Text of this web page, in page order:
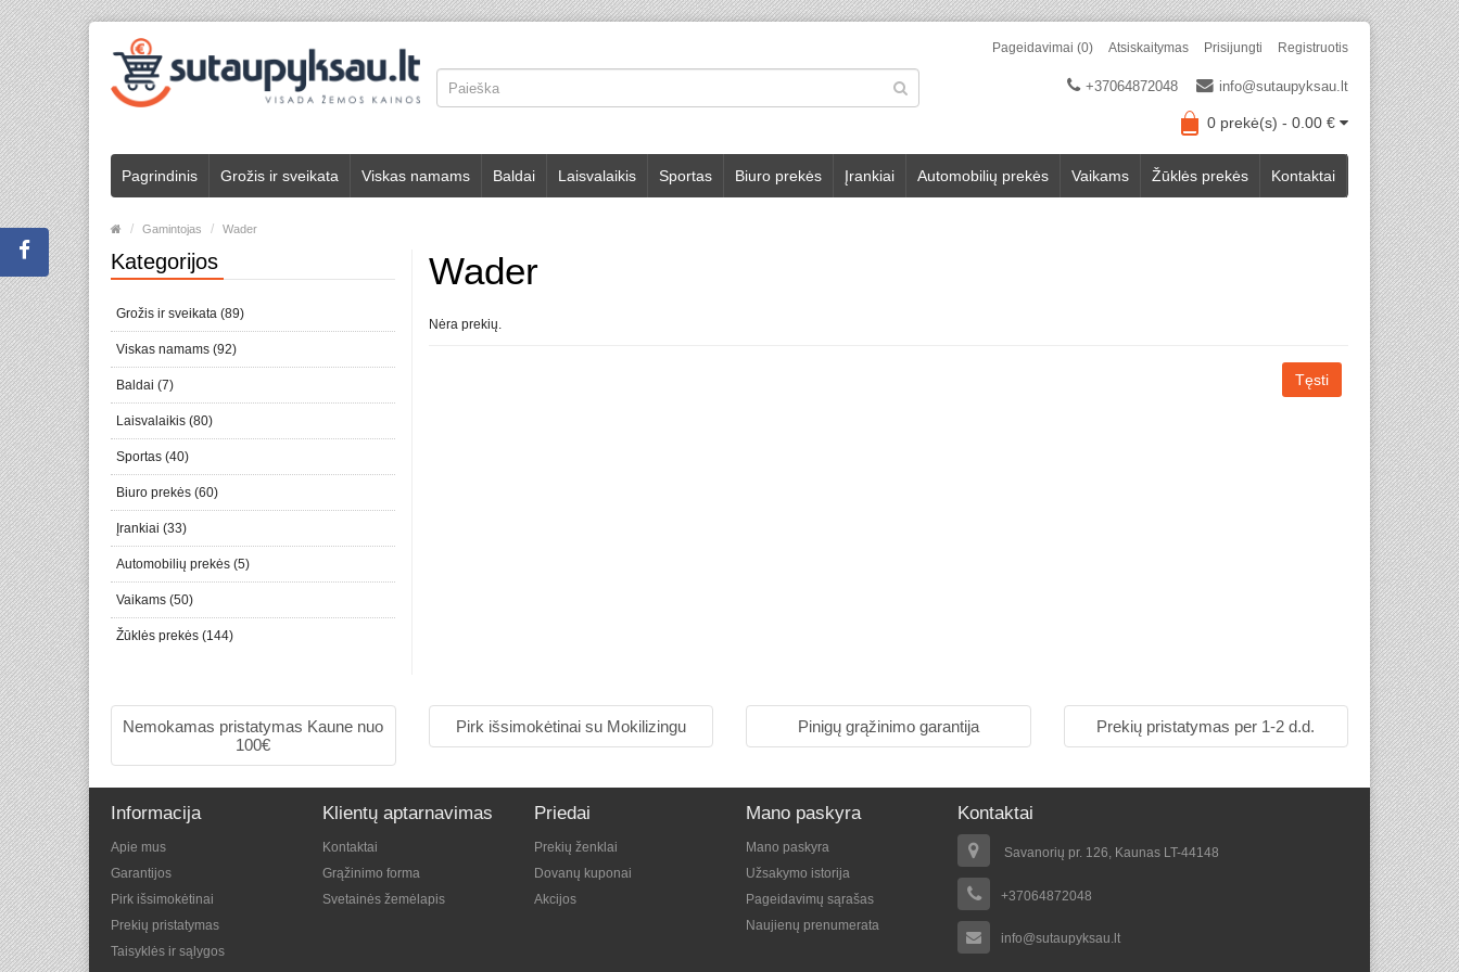
Prisijungti Registruotis
Pageidavimai (0) Atsiskaitymas
+37064872048 info@sutaupyksau.lt
0 prekė(s) - 0.00 €
Pagrindinis Grožis ir sveikata Viskas namams Baldai Laisvalaikis Sportas Biuro prekės Įrankiai Automobilių prekės Vaikams Žūklės prekės Kontaktai
Gamintojas Wader
Kategorijos
Grožis ir sveikata (89)
Viskas namams (92)
Baldai (7)
Laisvalaikis (80)
Sportas (40)
Biuro prekės (60)
Įrankiai (33)
Automobilių prekės (5)
Vaikams (50)
Žūklės prekės (144)
Wader
Nėra prekių.
Tęsti
Nemokamas pristatymas Kaune nuo
100€
Pirk išsimokėtinai su Mokilizingu Pinigų grąžinimo garantija Prekių pristatymas per 1-2 d.d.
Informacija
Apie mus
Garantijos
Pirk išsimokėtinai
Prekių pristatymas
Taisyklės ir sąlygos
Klientų aptarnavimas
Kontaktai
Grąžinimo forma
Svetainės žemėlapis
Priedai
Prekių ženklai
Dovanų kuponai
Akcijos
Mano paskyra
Mano paskyra
Užsakymo istorija
Pageidavimų sąrašas
Naujienų prenumerata
Kontaktai
Savanorių pr. 126, Kaunas LT-44148
+37064872048
info@sutaupyksau.lt